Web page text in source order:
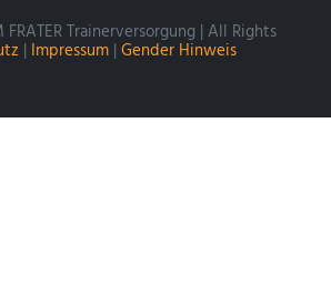
Trainerversorgung | All Rights
| Impressum | Gender Hinweis